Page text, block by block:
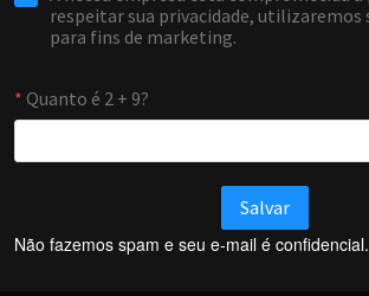
Não fazemos spam e seu e-mail é confidencial.
WHATSAPP / TELEFONE